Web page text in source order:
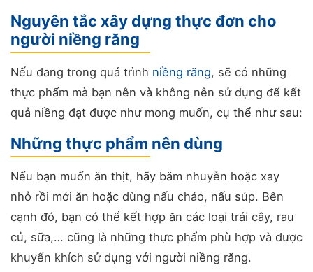
Nguyên tắc xây dựng thực đơn cho
người niềng răng
Nếu đang trong quá trình niềng răng, sẽ có những
thực phẩm mà bạn nên và không nên sử dụng để kết
quả niềng đạt được như mong muốn, cụ thể như sau:
Những thực phẩm nên dùng
Nếu bạn muốn ăn thịt, hãy băm nhuyễn hoặc xay
nhỏ rồi mới ăn hoặc dùng nấu cháo, nấu súp. Bên
cạnh đó, bạn có thể kết hợp ăn các loại trái cây, rau
củ, sữa,… cũng là những thực phẩm phù hợp và được
khuyến khích sử dụng với người niềng răng.